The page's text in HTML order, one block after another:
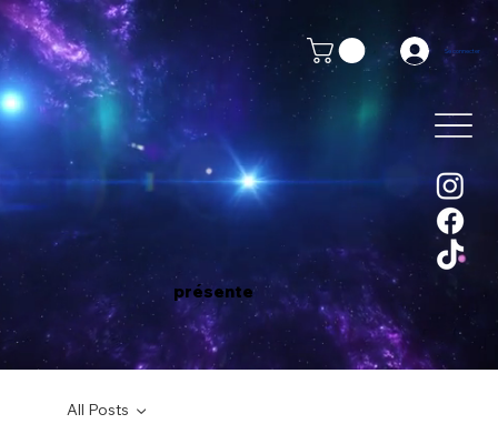
présente
Se connecter
All Posts